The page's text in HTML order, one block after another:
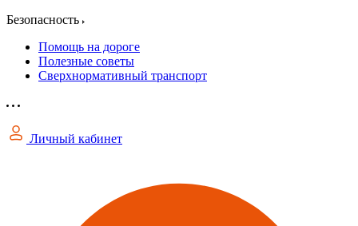
Безопасность
Помощь на дороге
Полезные советы
Сверхнормативный транспорт
Личный кабинет